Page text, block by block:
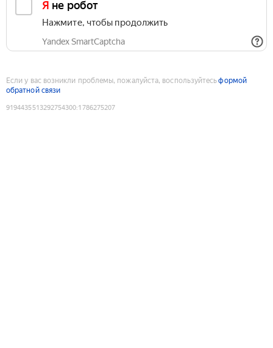
Я не робот
Нажмите, чтобы продолжить
Yandex SmartCaptcha
Если у вас возникли проблемы, пожалуйста, воспользуйтесьформой
обратной связи
9194435513292754300:1786275207